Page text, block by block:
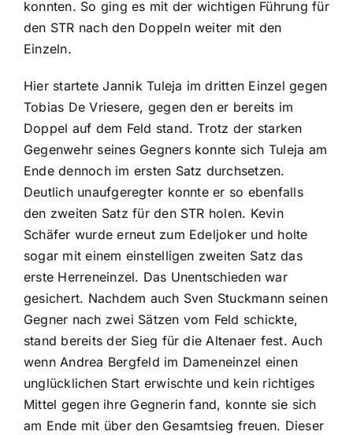
konnten. So ging es mit der wichtigen Führung für
den STR nach den Doppeln weiter mit den
Einzeln.
Hier startete Jannik Tuleja im dritten Einzel gegen
Tobias De Vriesere, gegen den er bereits im
Doppel auf dem Feld stand. Trotz der starken
Gegenwehr seines Gegners konnte sich Tuleja am
Ende dennoch im ersten Satz durchsetzen.
Deutlich unaufgeregter konnte er so ebenfalls
den zweiten Satz für den STR holen. Kevin
Schäfer wurde erneut zum Edeljoker und holte
sogar mit einem einstelligen zweiten Satz das
erste Herreneinzel. Das Unentschieden war
gesichert. Nachdem auch Sven Stuckmann seinen
Gegner nach zwei Sätzen vom Feld schickte,
stand bereits der Sieg für die Altenaer fest. Auch
wenn Andrea Bergfeld im Dameneinzel einen
unglücklichen Start erwischte und kein richtiges
Mittel gegen ihre Gegnerin fand, konnte sie sich
am Ende mit über den Gesamtsieg freuen. Dieser